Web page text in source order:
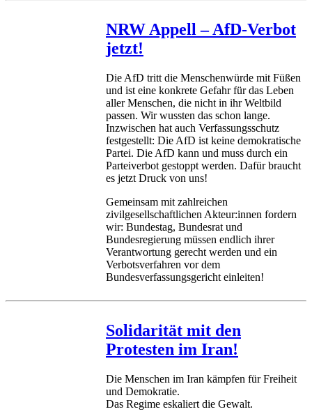
NRW Appell – AfD-Verbot
jetzt!
Die AfD tritt die Menschenwürde mit Füßen
und ist eine konkrete Gefahr für das Leben
aller Menschen, die nicht in ihr Weltbild
passen. Wir wussten das schon lange.
Inzwischen hat auch Verfassungsschutz
festgestellt: Die AfD ist keine demokratische
Partei. Die AfD kann und muss durch ein
Parteiverbot gestoppt werden. Dafür braucht
es jetzt Druck von uns!
Gemeinsam mit zahlreichen
zivilgesellschaftlichen Akteur:innen fordern
wir: Bundestag, Bundesrat und
Bundesregierung müssen endlich ihrer
Verantwortung gerecht werden und ein
Verbotsverfahren vor dem
Bundesverfassungsgericht einleiten!
Solidarität mit den
Protesten im Iran!
Die Menschen im Iran kämpfen für Freiheit
und Demokratie.
Das Regime eskaliert die Gewalt.